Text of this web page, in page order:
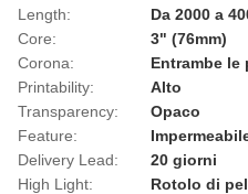
Length:
Da 2000 a
Core:
3" (76mm)
Corona:
Entrambe le
Printability:
Alto
Transparency:
Opaco
Feature:
Delivery Lead:
20 giorni
High Light:
Rotolo di